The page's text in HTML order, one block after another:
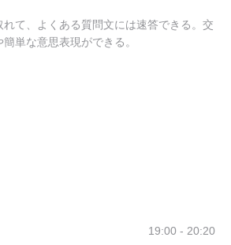
て、よくある質問文には速答できる。交
単な意思表現ができる。
19:00 - 20:20